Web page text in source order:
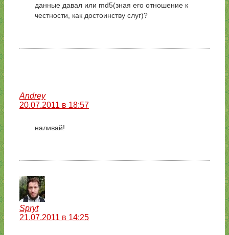
данные давал или md5(зная его отношение к
честности, как достоинству слуг)?
Andrey
20.07.2011 в 18:57
наливай!
Spryt
21.07.2011 в 14:25